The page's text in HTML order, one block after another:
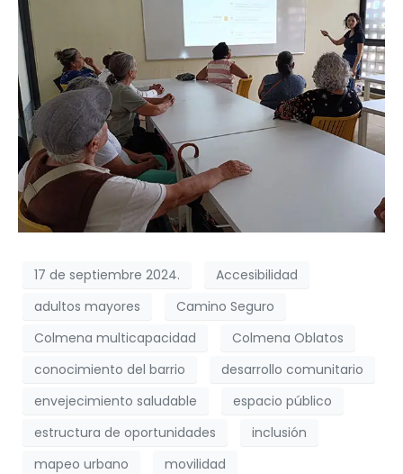
17 de septiembre 2024.
Accesibilidad
adultos mayores
Camino Seguro
Colmena multicapacidad
Colmena Oblatos
conocimiento del barrio
desarrollo comunitario
envejecimiento saludable
espacio público
estructura de oportunidades
inclusión
mapeo urbano
movilidad